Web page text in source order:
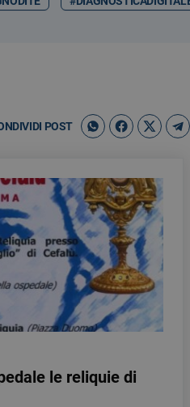
POST
le reliquie di